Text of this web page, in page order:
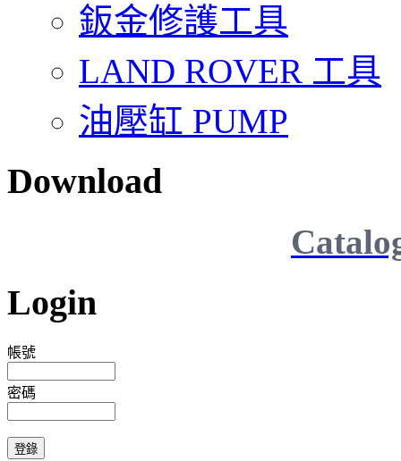
鈑金修護工具
LAND ROVER 工具
油壓缸 PUMP
Download
Login
帳號
密碼